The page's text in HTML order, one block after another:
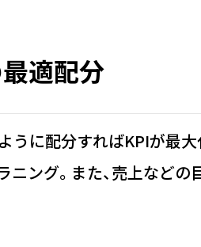
適配分
うに配分すればKPIが最
ニング。また、売上など